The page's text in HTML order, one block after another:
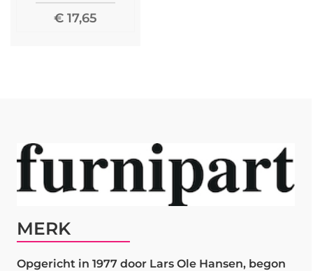
€ 17,65
MERK
Opgericht in 1977 door Lars Ole Hansen, begon